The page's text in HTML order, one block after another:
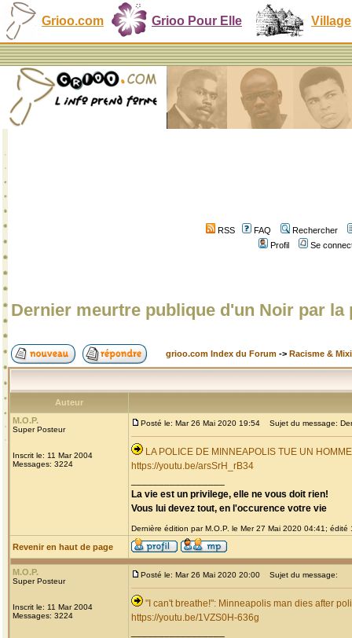
Grioo.com Grioo Pour Elle Village
RSS FAQ
Rechercher
Profil
Se
Dernier meurtre publique d'un Noir par la
grioo.com Index du Forum -> Racisme &
Auteur
M.O.P.
Super Posteur
Inscrit le: 11 Mar 2004
Messages: 3224
Posté le: Mar 26 Mai 2020 19:54 Sujet du message:
LA POLICE DE MINNEAPOLIS TUE UN
https://youtu.be/arsSrH_rB34
La vie est un privilege, elle ne vous doit rien!
Vous lui devez tout, en l'occurence votre vie
Dernière édition par M.O.P. le Mer 27 Mai 2020 04:41; édité
Revenir en haut de page
M.O.P.
Super Posteur
Inscrit le: 11 Mar 2004
Messages: 3224
Posté le: Mar 26 Mai 2020 20:00 Sujet du message:
"I can't breathe!": Minneapolis man dies after
https://youtu.be/1VZS0H-636g